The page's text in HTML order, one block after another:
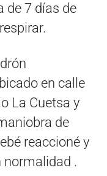
de 7 días de
en calle
La Cuetsa y
de
reaccioné y
normalidad .